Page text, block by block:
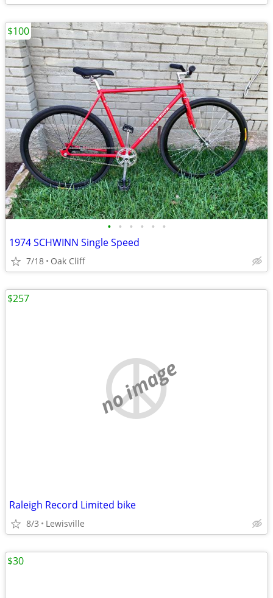
• • • • • •
1974 SCHWINN Single Speed
7/18 Oak Cliff
$100
no image
Raleigh Record Limited bike
8/3 Lewisville
$257
$30